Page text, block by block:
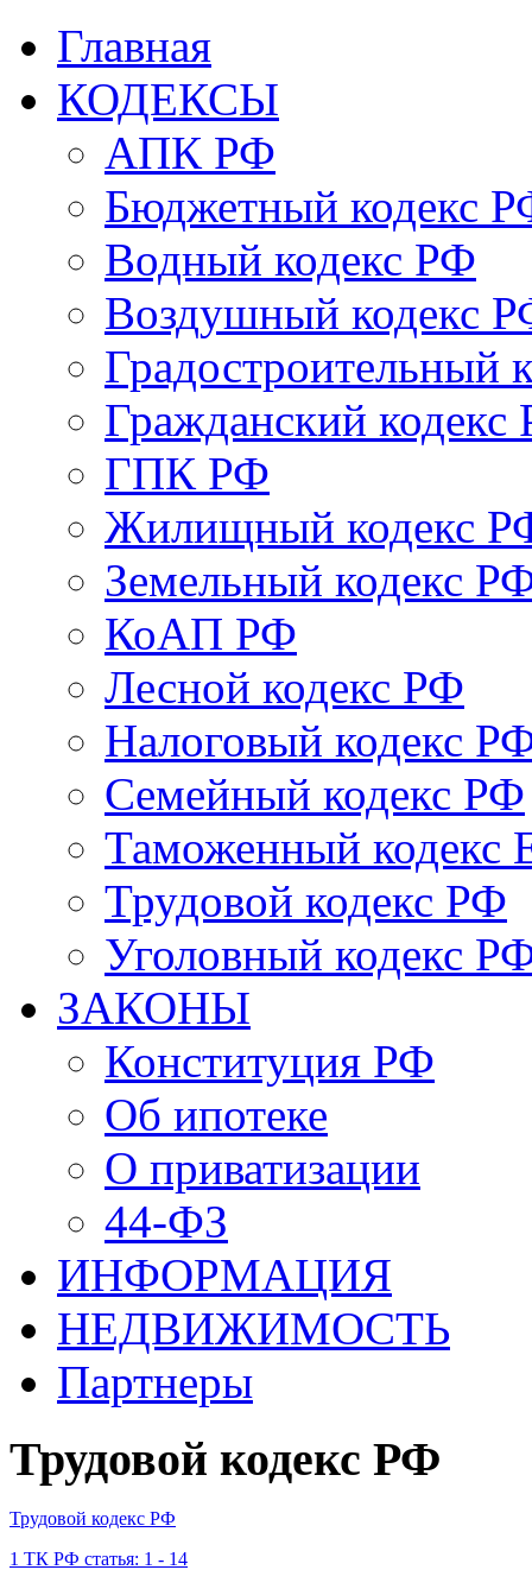
Главная
КОДЕКСЫ
АПК РФ
Бюджетный кодекс
Водный кодекс РФ
Воздушный кодекс
Градостроительный
Гражданский кодекс
ГПК РФ
Жилищный кодекс
Земельный кодекс
КоАП РФ
Лесной кодекс РФ
Налоговый кодекс
Семейный кодекс РФ
Таможенный
Трудовой кодекс РФ
Уголовный кодекс
ЗАКОНЫ
Конституция РФ
Об ипотеке
О приватизации
44-ФЗ
ИНФОРМАЦИЯ
НЕДВИЖИМОСТЬ
Партнеры
Трудовой кодекс РФ
Трудовой кодекс РФ
1 ТК РФ статья: 1 - 14